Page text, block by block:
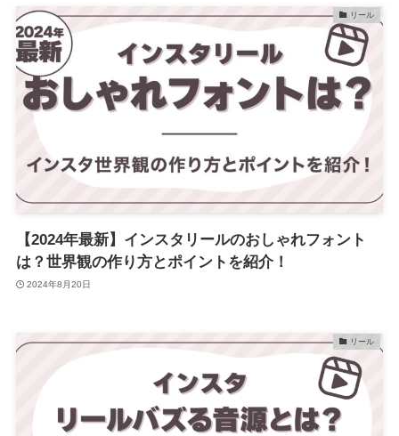
リール
【2024年最新】インスタリールのおしゃれフォント
は？世界観の作り方とポイントを紹介！
2024年8月20日
リール